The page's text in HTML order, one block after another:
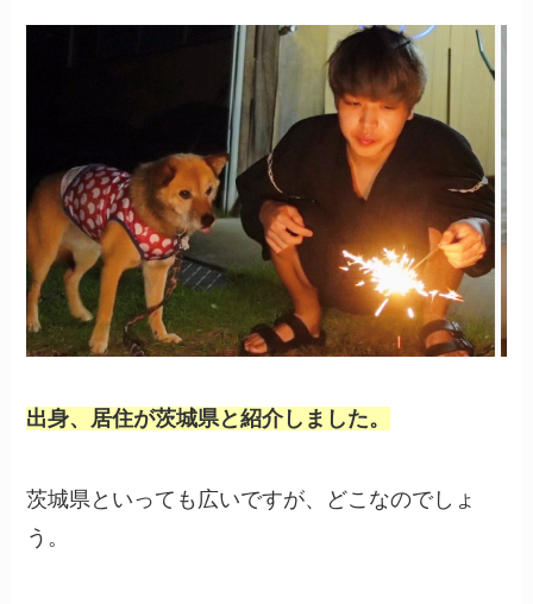
出身、居住が茨城県と紹介しました。
茨城県といっても広いですが、どこなのでしょ
う。